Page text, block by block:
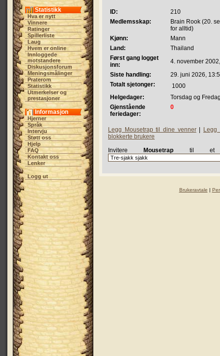
Statistikk
Hva er nytt
Vinnere
Ratinger
Spillerliste
Laug
Hvem er online
Innloggede
motstandere
Diskusjonsforum
Meningsmålinger
Praterom
Statistikk
Utmerkelser og
prestasjoner
Informasjon
Hjerner
Språk
Intervju
Støtt oss
Hjelp
FAQ
Kontakt oss
Lenker
Logg ut
ID:
210
Medlemsskap:
Brain Rook (20.
for alltid)
Kjønn:
Mann
Land:
Thailand
Først gang logget
inn:
4. november
Siste handling:
29. juni 2026,
Totalt sjetonger:
1000
Helgedager:
Torsdag og
Gjenstående
feriedager:
0
Legg Mousetrap til dine venner|
Legg
blokkerte brukere
Invitere
Mousetrap til et
Brukeravtale |